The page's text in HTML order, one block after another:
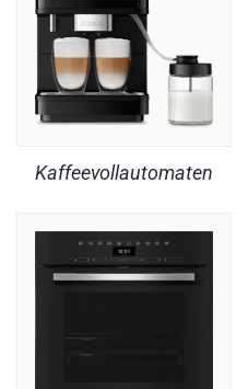
Kaffeevollautomaten